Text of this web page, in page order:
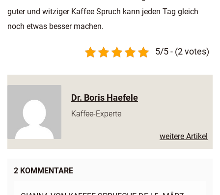
guter und witziger Kaffee Spruch kann jeden Tag gleich
noch etwas besser machen.
5/5 - (2 votes)
Dr. Boris Haefele
Kaffee-Experte
weitere Artikel
2 KOMMENTARE